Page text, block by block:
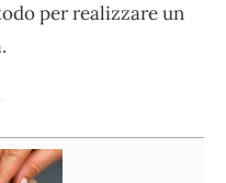
per realizzare un